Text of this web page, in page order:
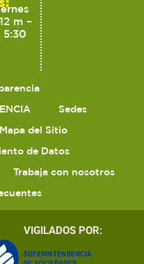
m –
5:30
Sedes
Mapa del Sitio
de Datos
Trabaja con nosotros
VIGILADOS POR: